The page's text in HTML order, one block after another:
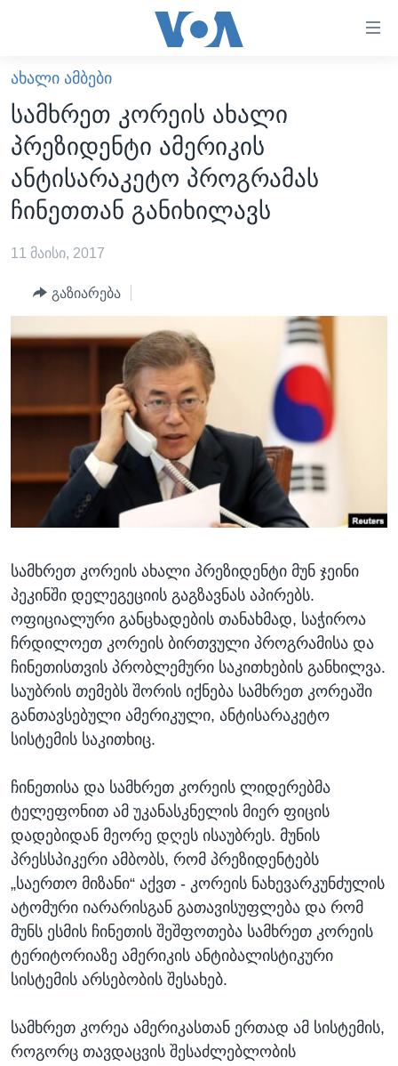
ხელმისაწვდომობისთვის
გადადით
მთავარზე
გადადით
მთავარ
ნავიგაციაზე
გადადით
ძიებაზე
ᲐᲮᲐᲚᲘ ᲐᲛᲑᲔᲑᲘ
ᲡᲐᲥᲐᲠᲗᲕᲔᲚᲝ
ᲐᲨᲨ
ᲐᲨᲨ-ᲘᲡ ᲐᲠᲩᲔᲕᲜᲔᲑᲘ 2024
ᲛᲡᲝᲤᲚᲘᲝ
ᲕᲘᲓᲔᲝᲔᲑᲘ
ᲒᲐᲓᲐᲪᲔᲛᲔᲑᲘ
ᲕᲐᲨᲘᲜᲒᲢᲝᲜᲘ ᲓᲦᲔᲡ
ᲮᲔᲓᲕᲐ ᲕᲐᲨᲘᲜᲒᲢᲝᲜᲘᲓᲐᲜ
ᲡᲢᲣᲓᲘᲐ ᲕᲐᲨᲘᲜᲒᲢᲝᲜᲘ
ᲡᲮᲕᲐ ᲡᲘᲐᲮᲚᲔᲔᲑᲘ
ᲔᲙᲝᲜᲝᲛᲘᲙᲐ
ᲯᲐᲜᲛᲠᲗᲔᲚᲝᲑᲐ
ᲛᲔᲪᲜᲘᲔᲠᲔᲑᲐ
ᲘᲜᲢᲔᲠᲕᲘᲣ
ᲒᲐᲚᲘᲚᲔᲝ
ᲓᲔᲖᲘᲜᲤᲝᲠᲛᲐᲪᲘᲐ
ᲠᲣᲡᲔᲗᲘᲡ ᲨᲔᲭᲠᲐ ᲣᲙᲠᲐᲘᲜᲐᲨᲘ
Learning English
ᲗᲕᲐᲚᲘ ᲒᲕᲐᲓᲔᲕᲜᲔᲗ
ენები
ᲐᲮᲐᲚᲘ ᲐᲛᲑᲔᲑᲘ
სამხრეთ კორეის ახალი
პრეზიდენტი ამერიკის
ანტისარაკეტო პროგრამას
ჩინეთთან განიხილავს
11 მაისი, 2017
გაზიარება
სამხრეთ კორეის ახალი პრეზიდენტი მუნ ჯეინი
პეკინში დელეგეციის გაგზავნას აპირებს.
ოფიციალური განცხადების თანახმად, საჭიროა
ჩრდილოეთ კორეის ბირთვული პროგრამისა და
ჩინეთისთვის პრობლემური საკითხების განხილვა.
საუბრის თემებს შორის იქნება სამხრეთ კორეაში
განთავსებული ამერიკული, ანტისარაკეტო
სისტემის საკითხიც.
ჩინეთისა და სამხრეთ კორეის ლიდერებმა
ტელეფონით ამ უკანასკნელის მიერ ფიცის
დადებიდან მეორე დღეს ისაუბრეს. მუნის
პრესსპიკერი ამბობს, რომ პრეზიდენტებს
„საერთო მიზანი“ აქვთ - კორეის ნახევარკუნძულის
ატომური იარარისგან გათავისუფლება და რომ
მუნს ესმის ჩინეთის შეშფოთება სამხრეთ კორეის
ტერიტორიაზე ამერიკის ანტიბალისტიკური
სისტემის არსებობის შესახებ.
სამხრეთ კორეა ამერიკასთან ერთად ამ სისტემის,
როგორც თავდაცვის შესაძლებლობის